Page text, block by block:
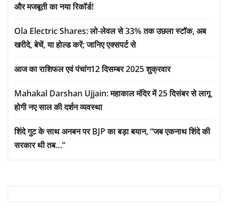
और मजबूती का नया रिकॉर्ड!
Ola Electric Shares: लो-लेवल से 33% तक उछला स्टॉक, अब
खरीदे, बेचें, या होल्ड करें; जानिए एक्सपर्ट से
आज का राशिफल एवं पंचांग12 दिसम्बर 2025 शुक्रवार
Mahakal Darshan Ujjain: महाकाल मंदिर में 25 दिसंबर से लागू
होगी नए साल की दर्शन व्यवस्था
शिंदे गुट के साथ अनबन पर BJP का बड़ा बयान, “जब एकनाथ शिंदे की
सरकार थी तब…”